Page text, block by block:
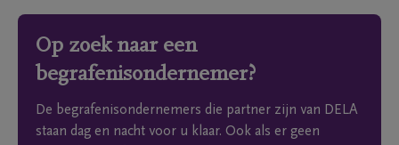
Op zoek naar een
begrafenisondernemer?
De begrafenisondernemers die partner zijn van DELA
staan dag en nacht voor u klaar. Ook als er geen